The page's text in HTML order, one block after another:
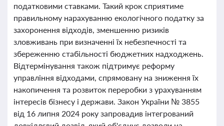
податковими ставками. Такий крок сприятиме
правильному нарахуванню екологічного податку за
захоронення відходів, зменшенню ризиків
зловживань при визначенні їх небезпечності та
збереженню стабільності бюджетних надходжень.
Відтермінування також підтримує реформу
управління відходами, спрямовану на зниження їх
накопичення та розвиток переробки з урахуванням
інтересів бізнесу і держави. Закон України № 3855
від 16 липня 2024 року запровадив інтегрований